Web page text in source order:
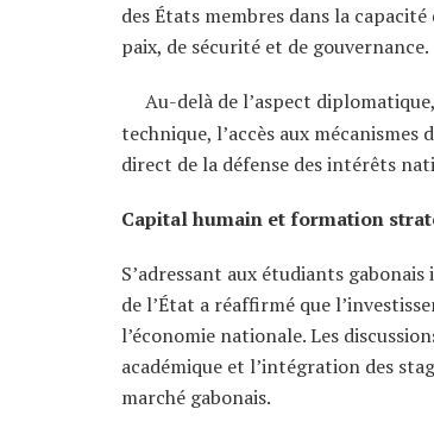
des États membres dans la
paix, de sécurité et de gouvernance.
Au-delà de l’aspect
technique, l’accès aux
direct de la défense des intérêts
Capital humain et formation
S’adressant aux étudiants
de l’État a réaffirmé que
l’économie nationale. Les
académique et l’intégration des
marché gabonais.